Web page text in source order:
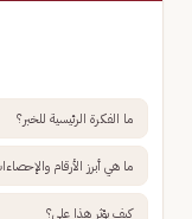
ما الفكرة الرئيسية للخبر؟
ما هي أبرز الأرقام
كيف يؤثر هذا علي؟